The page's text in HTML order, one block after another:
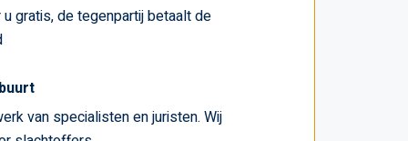
gratis, de tegenpartij betaalt de
van specialisten en juristen. Wij